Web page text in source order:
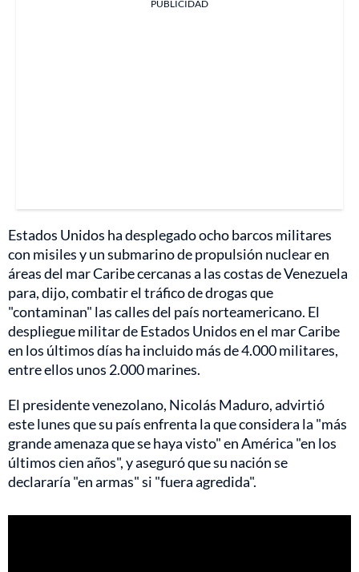
PUBLICIDAD
Estados Unidos ha desplegado ocho barcos militares
con misiles y un submarino de propulsión nuclear en
áreas del mar Caribe cercanas a las costas de Venezuela
para, dijo, combatir el tráfico de drogas que
"contaminan" las calles del país norteamericano. El
despliegue militar de Estados Unidos en el mar Caribe
en los últimos días ha incluido más de 4.000 militares,
entre ellos unos 2.000 marines.
El presidente venezolano, Nicolás Maduro, advirtió
este lunes que su país enfrenta la que considera la "más
grande amenaza que se haya visto" en América "en los
últimos cien años", y aseguró que su nación se
declararía "en armas" si "fuera agredida".